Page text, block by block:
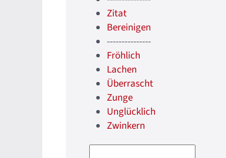
Zitat
Bereinigen
---------------
Fröhlich
Lachen
Überrascht
Zunge
Unglücklich
Zwinkern